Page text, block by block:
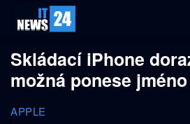
Skládací iPhone
možná ponese
APPLE